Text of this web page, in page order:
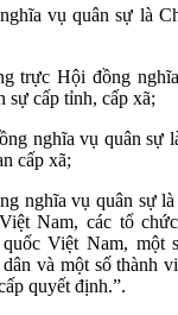
vụ quân sự là
trực Hội đồng
sự cấp tỉnh, cấp xã;
nghĩa vụ quân sự
cấp xã;
nghĩa vụ quân sự
Nam, các tổ
Việt Nam, một
và một số thành
quyết định.”.